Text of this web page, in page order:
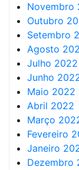
Novembro
Outubro
Setembro
Agosto
Julho 2022
Junho
Maio 2022
Abril 2022
Março
Fevereiro
Janeiro
Dezembro